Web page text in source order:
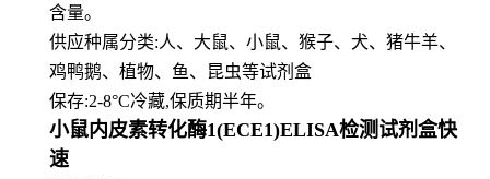
含量。
供应种属分类:人、大鼠、小鼠、猴子、犬、猪牛羊、
鸡鸭鹅、植物、鱼、昆虫等试剂盒
保存:2-8°C冷藏,保质期半年。
小鼠内皮素转化酶1(ECE1)ELISA检测试剂盒快
速